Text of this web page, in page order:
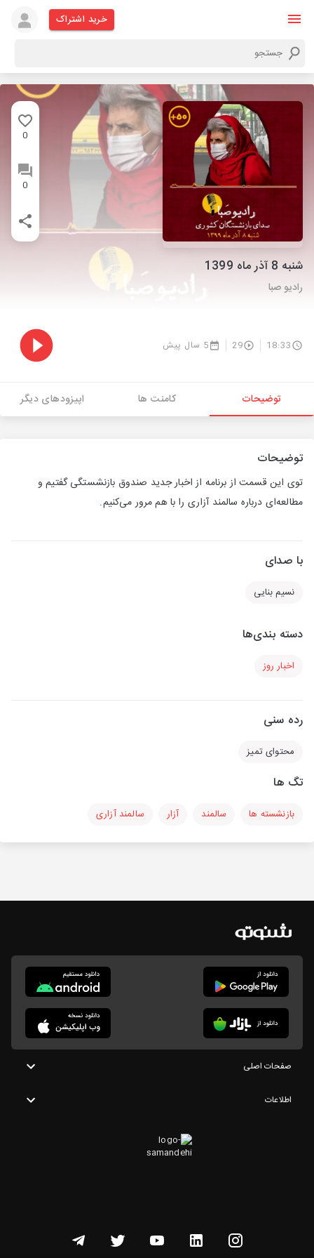
خرید اشتراک
0
0
شنبه 8 آذر ماه 1399
رادیو صبا
18:33
29 5 سال پیش
توضیحات کامنت ها اپیزودهای دیگر
توضیحات
توی این قسمت از برنامه از اخبار جدید صندوق بازنشستگی گفتیم و
مطالعه‌ای درباره سالمند آزاری را با هم مرور می‌کنیم.
با صدای
نسیم بنایی
دسته بندی‌ها
اخبار روز
رده سنی
محتوای تمیز
تگ ها
بازنشسته ها سالمند آزار سالمند آزاری
صفحات اصلی
اطلاعات